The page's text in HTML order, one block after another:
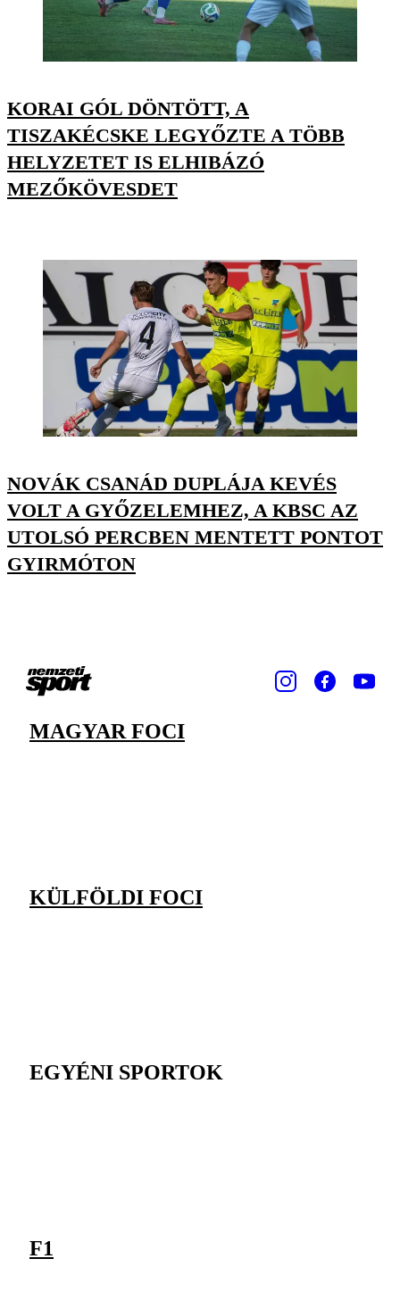
KORAI GÓL DÖNTÖTT, A
TISZAKÉCSKE LEGYŐZTE A TÖBB
HELYZETET IS ELHIBÁZÓ
MEZŐKÖVESDET
NOVÁK CSANÁD DUPLÁJA KEVÉS
VOLT A GYŐZELEMHEZ, A KBSC AZ
UTOLSÓ PERCBEN MENTETT PONTOT
GYIRMÓTON
MAGYAR FOCI
KÜLFÖLDI FOCI
EGYÉNI SPORTOK
F1